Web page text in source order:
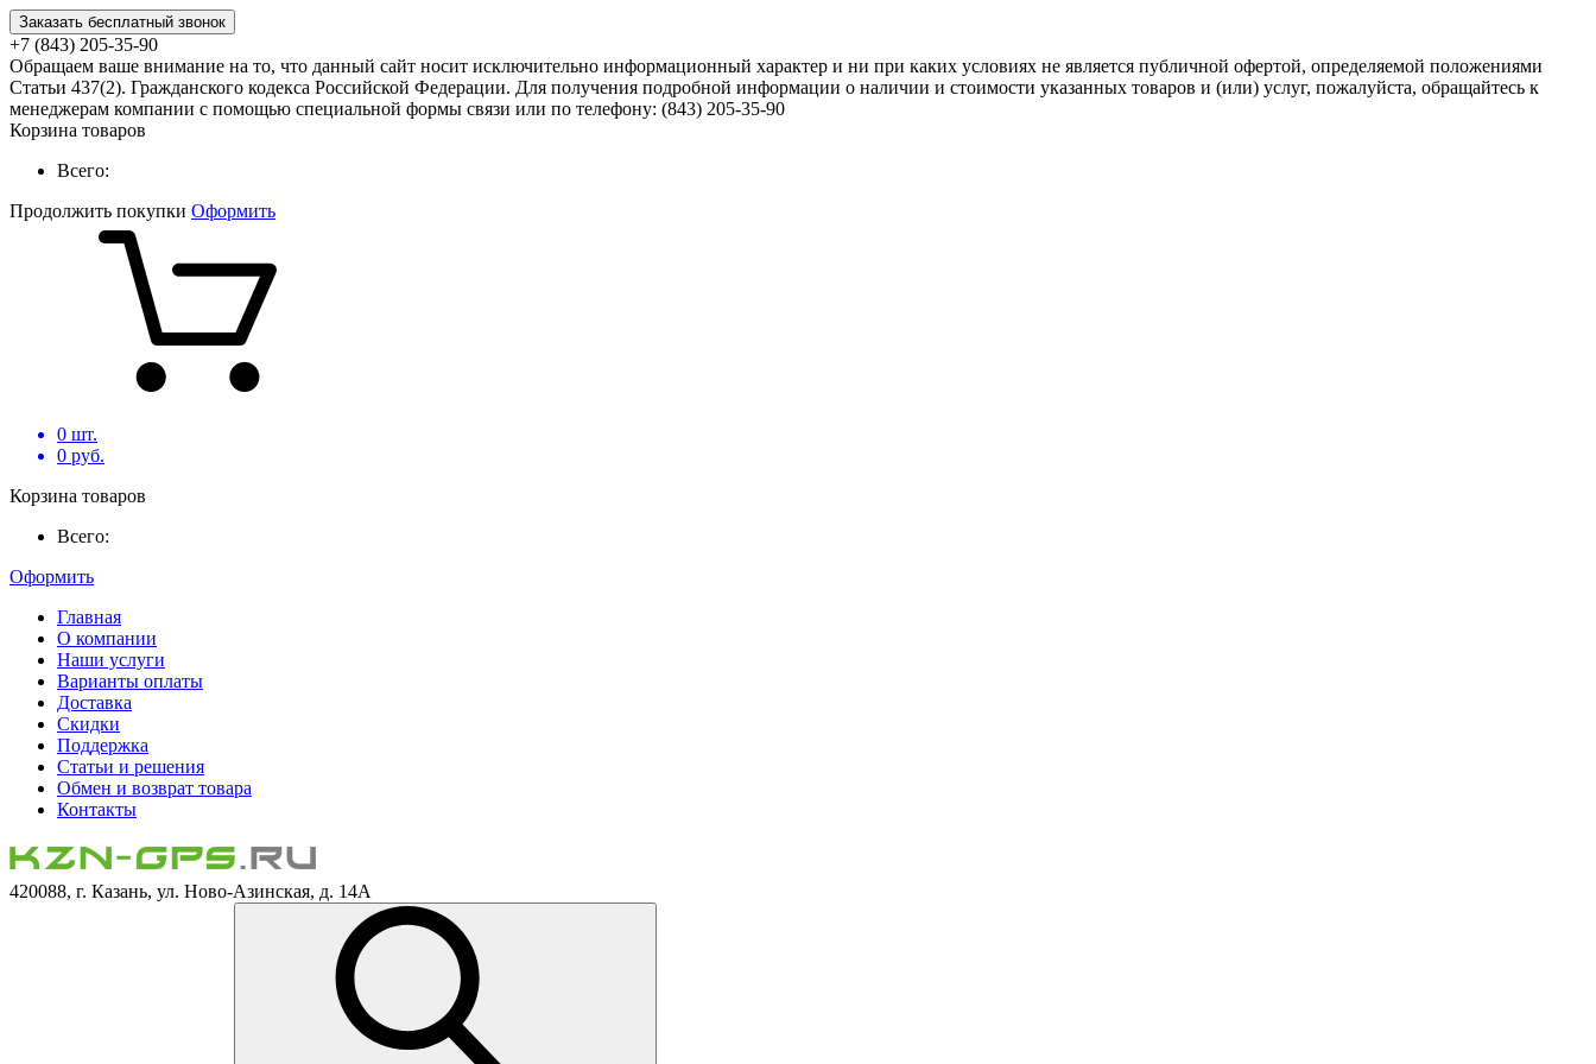
Заказать бесплатный звонок
+7 (843) 205-35-90
Обращаем ваше внимание на то, что данный сайт носит исключительно информационный характер и ни при каких условиях не является публичной офертой, определяемой положениями
Статьи 437(2). Гражданского кодекса Российской Федерации. Для получения подробной информации о наличии и стоимости указанных товаров и (или) услуг, пожалуйста, обращайтесь к
менеджерам компании с помощью специальной формы связи или по телефону: (843) 205-35-90
Корзина товаров
Всего:
Продолжить покупки Оформить
0 шт.
0 руб.
Корзина товаров
Всего:
Оформить
Главная
О компании
Наши услуги
Варианты оплаты
Доставка
Скидки
Поддержка
Статьи и решения
Обмен и возврат товара
Контакты
420088, г. Казань, ул. Ново-Азинская, д. 14А